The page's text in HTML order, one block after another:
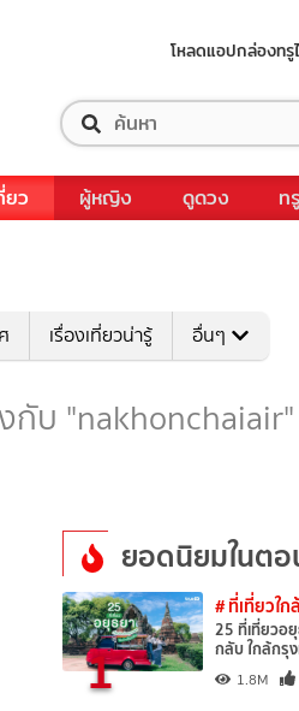
โหลดแอปกล่องทรู
ยว ผู้หญิง ดูดวง ท
เรื่องเที่ยวน่ารู้ อื่นๆ
กับ "nakhonchaiair"
ยอดนิยมในต
1
# ที่เที่ยวใ
25 ที่เที่ยวอ
กลับ ใกล้กรุ
1.8M